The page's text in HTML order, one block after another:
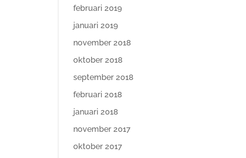
februari 2019
januari 2019
november 2018
oktober 2018
september 2018
februari 2018
januari 2018
november 2017
oktober 2017